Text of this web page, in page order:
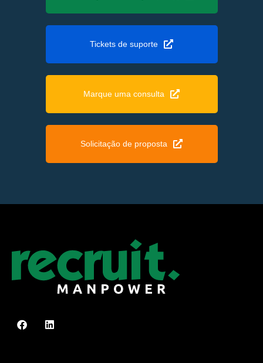
Tickets de suporte
Marque uma consulta
Solicitação de proposta